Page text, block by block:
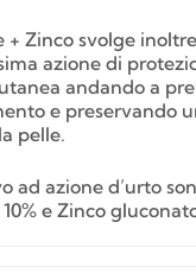
+ Zinco svolge inoltre
azione di
andando a
e preservando
pelle.
ad azione d’urto
e Zinco